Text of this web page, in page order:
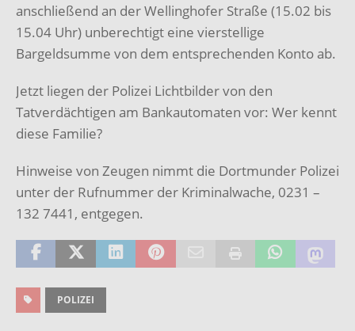
anschließend an der Wellinghofer Straße (15.02 bis
15.04 Uhr) unberechtigt eine vierstellige
Bargeldsumme von dem entsprechenden Konto ab.
Jetzt liegen der Polizei Lichtbilder von den
Tatverdächtigen am Bankautomaten vor: Wer kennt
diese Familie?
Hinweise von Zeugen nimmt die Dortmunder Polizei
unter der Rufnummer der Kriminalwache, 0231 –
132 7441, entgegen.
POLIZEI